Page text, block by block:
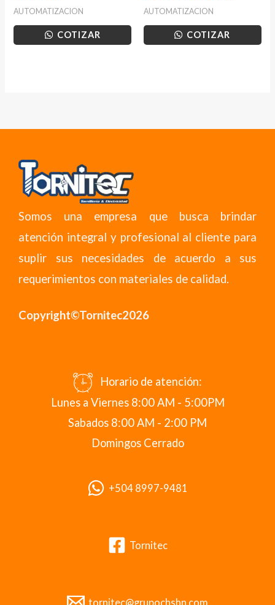
AUTOMATIZACION
COTIZAR
AUTOMATIZACION
COTIZAR
Somos una empresa que busca brindar
atención integral y profesional al cliente para
suplir sus necesidades de acuerdo a sus
requerimientos con materiales de calidad.
Copyright©Tornitec2026
Horario de atención:
Lunes a Viernes 8:00 AM - 5:00PM
Sabados 8:00 AM - 2:00 PM
Domingos Cerrado
+504 8997-9481
Tornitec
tornitec@grupochshn.com